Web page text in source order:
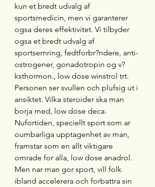
kun et bredt udvalg af
sportsmedicin, men vi garanterer
ogsa deres effektivitet. Vi tilbyder
ogsa et bredt udvalg af
sportsernring, fedtforbr?ndere, anti-
ostrogener, gonadotropin og v?
ksthormon., low dose winstrol trt.
Personen ser svullen och plufsig ut i
ansiktet. Vilka steroider ska man
borja med, low dose deca.
Nufortiden, speciellt sport som ar
oumbarliga upptagenhet av man,
framstar som en allt viktigare
omrade for alla, low dose anadrol.
Men nar man gor sport, vill folk
ibland accelerera och forbattra sin